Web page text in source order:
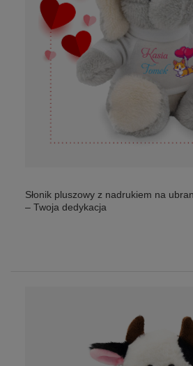
Słonik pluszowy z nadrukiem na
– Twoja dedykacja